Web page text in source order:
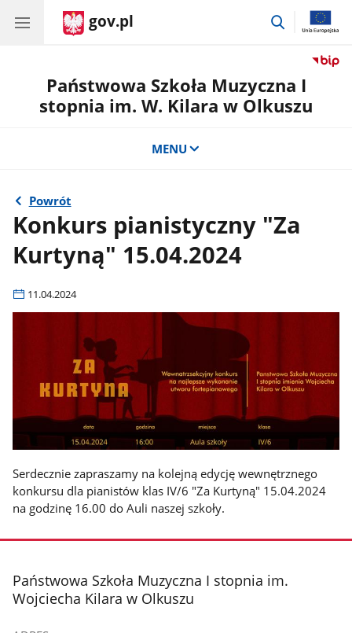
gov.pl
przejdź
Państwowa Szkoła Muzyczna I
stopnia im. W. Kilara w Olkuszu
MENU
Powrót
Konkurs pianistyczny "Za
Kurtyną" 15.04.2024
11.04.2024
Serdecznie zapraszamy na kolejną edycję wewnętrznego
konkursu dla pianistów klas IV/6 "Za Kurtyną" 15.04.2024
na godzinę 16.00 do Auli naszej szkoły.
stopka
Państwowa Szkoła Muzyczna I stopnia im.
Wojciecha Kilara w Olkuszu